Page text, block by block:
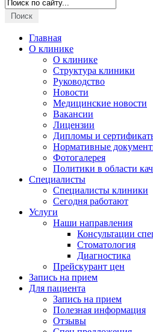
Главная
О клинике
О клинике
Структура клиники
Руководство
Новости
Медицинские новости
Вакансии
Лицензии
Дипломы и
Нормативные
Фотогалерея
Политики в области
Специалисты
Специалисты клиники
Сегодня работают
Услуги
Наши направления
Консультации
Стоматология
Диагностика
Прейскурант цен
Запись на прием
Для пациента
Запись на прием
Полезная информация
Отзывы